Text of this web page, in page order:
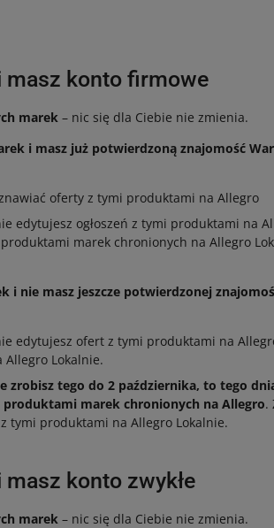
masz konto firmowe
marek – nic się dla Ciebie nie zmienia.
i masz już potwierdzoną znajomość
oferty z tymi produktami na Allegro
edytujesz ogłoszeń z tymi produktami na
marek chronionych na Allegro
i nie masz jeszcze potwierdzonej
edytujesz ofert z tymi produktami na
Allegro Lokalnie.
zrobisz tego do 2 października, to tego
marek chronionych na Allegro.
tymi produktami na Allegro Lokalnie.
konto zwykłe
marek – nic się dla Ciebie nie zmienia.